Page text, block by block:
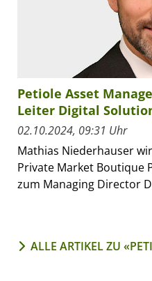
Petiole Asset
Leiter Digital
02.10.2024, 09:31 Uhr
Mathias Niederhauser
Private Market Boutique
zum Managing Director
ALLE ARTIKEL ZU